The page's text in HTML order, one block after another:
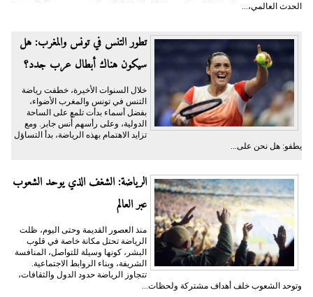
الحدث العالمي،...
تطور التنس في تونس والمغرب: هل
سيكون هناك أبطال عرب جدد؟
خلال السنوات الأخيرة، خطفت رياضة
التنس في تونس والمغرب الأضواء،
بفضل أسماء بدأت تلمع على الساحة
الدولية، وعلى رأسهم أُنس جابر. ومع
تزايد الاهتمام بهذه الرياضة، بدأ التساؤل
يطفو: هل نحن على...
الرياضة: الشغف الذي يوحد الشعوب
عبر العالم
منذ العصور القديمة وحتى اليوم، ظلت
الرياضة تحتل مكانة خاصة في قلوب
البشر، كونها وسيلة للتواصل، المنافسة
الشريفة، وبناء الروابط الاجتماعية.
تتجاوز الرياضة حدود الدول والثقافات،
وتوحد الشعوب خلف أهداف مشتركة ولحظات...